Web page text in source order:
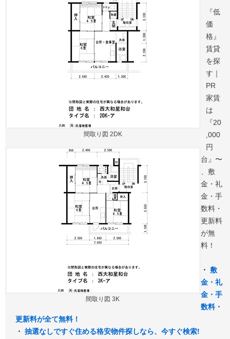
間取り図 2DK
間取り図 3K
『低
価
格』
賃貸
を探
す｜
PR
家賃
は
『20
,000
円
台』〜
、敷
金・礼
金・手
数料・
更新料
が無
料！
・ 敷
金・礼
金・手
数料・
更新料が全て無料！
・ 抽選なしですぐ住める格安物件探しなら、今すぐ検索!